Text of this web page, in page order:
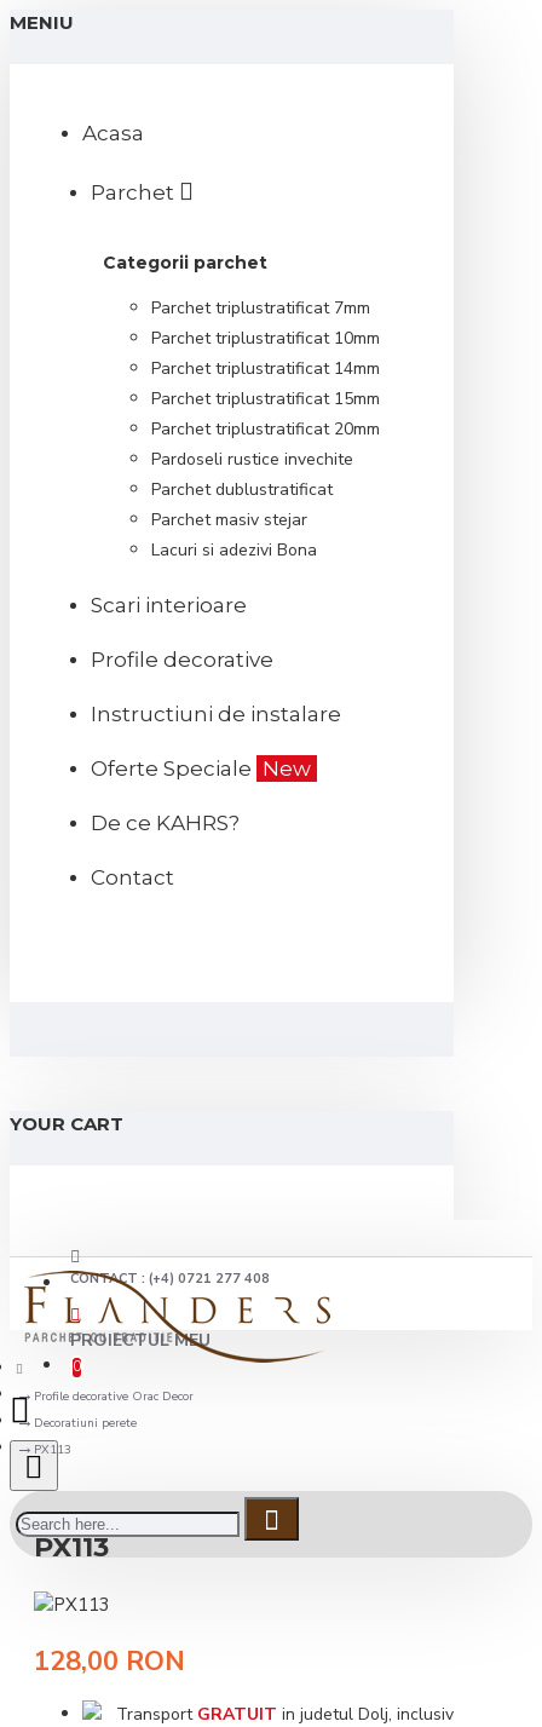
MENIU
Acasa
Parchet
Categorii parchet
Parchet triplustratificat 7mm
Parchet triplustratificat 10mm
Parchet triplustratificat 14mm
Parchet triplustratificat 15mm
Parchet triplustratificat 20mm
Pardoseli rustice invechite
Parchet dublustratificat
Parchet masiv stejar
Lacuri si adezivi Bona
Scari interioare
Profile decorative
Instructiuni de instalare
Oferte Speciale New
De ce KAHRS?
Contact
YOUR CART
CONTACT : (+4) 0721 277 408
PROIECTUL MEU
0
Profile decorative Orac Decor
Decoratiuni perete
PX113
PX113
128,00 RON
Transport GRATUIT in judetul Dolj, inclusiv